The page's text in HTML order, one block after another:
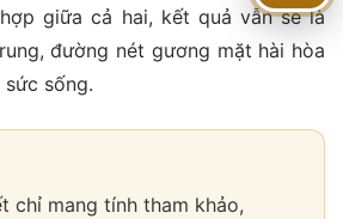
giữa cả hai, kết quả vẫn sẽ là
đường nét gương mặt hài hòa
sống.
chỉ mang tính tham khảo,